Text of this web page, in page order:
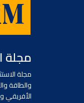
مجلة
مجلة
والطاقة
الأفريقي